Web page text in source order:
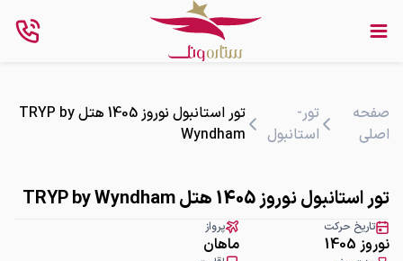
صفحه
اصلی
تور-
استانبول
تور استانبول نوروز 1405 هتل TRYP by
Wyndham
تور استانبول نوروز 1405 هتل TRYP by Wyndham
تاریخ حرکت
نوروز 1405
پرواز
ماهان